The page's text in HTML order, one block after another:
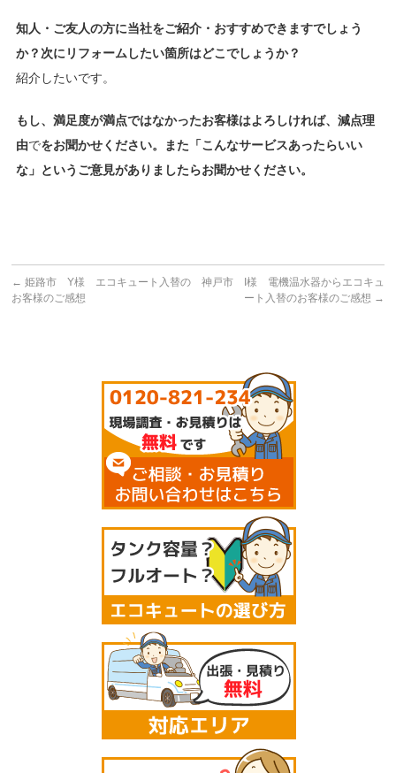
知人・ご友人の方に当社をご紹介・おすすめできますでしょう
か？次にリフォームしたい箇所はどこでしょうか？
紹介したいです。
もし、満足度が満点ではなかったお客様はよろしければ、減点理
由でをお聞かせください。また「こんなサービスあったらいい
な」というご意見がありましたらお聞かせください。
← 姫路市 Y様 エコキュート入替の
お客様のご感想
神戸市 I様 電機温水器からエコキュ
ート入替のお客様のご感想 →